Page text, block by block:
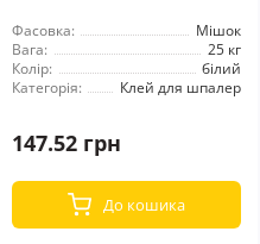
Фасовка:
Мішок
Вага:
25 кг
Колір:
білий
Категорія:
Клей для шпалер
147.52 грн
До кошика